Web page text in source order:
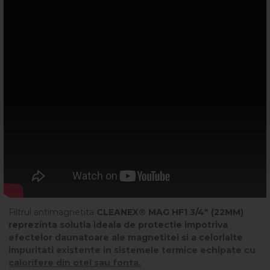
Filtrul antimagnetita CLEANEX® MAG HF1 3/4" (22MM)
reprezinta solutia ideala de protectie impotriva
efectelor daunatoare ale magnetitei si a celorlalte
impuritati existente in sistemele termice echipate cu